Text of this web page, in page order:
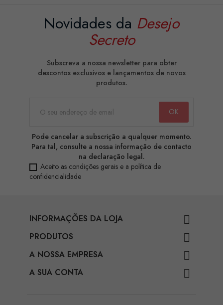
Novidades da Desejo
Secreto
Subscreva a nossa newsletter para obter
descontos exclusivos e lançamentos de novos
produtos.
Pode cancelar a subscrição a qualquer momento.
Para tal, consulte a nossa informação de contacto
na declaração legal.
Aceito as condições gerais e a política de
confidencialidade
INFORMAÇÕES DA LOJA 
PRODUTOS 
A NOSSA EMPRESA 
A SUA CONTA 